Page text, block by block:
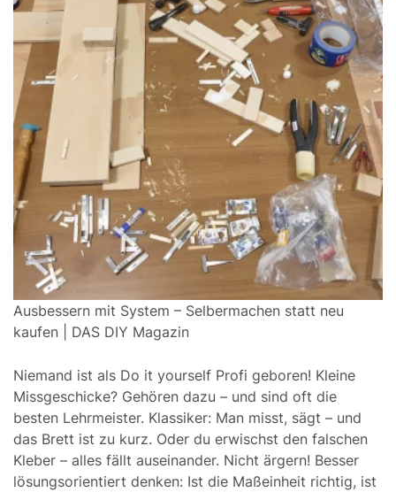
Ausbessern mit System – Selbermachen statt neu
kaufen | DAS DIY Magazin
Niemand ist als Do it yourself Profi geboren! Kleine
Missgeschicke? Gehören dazu – und sind oft die
besten Lehrmeister. Klassiker: Man misst, sägt – und
das Brett ist zu kurz. Oder du erwischst den falschen
Kleber – alles fällt auseinander. Nicht ärgern! Besser
lösungsorientiert denken: Ist die Maßeinheit richtig, ist